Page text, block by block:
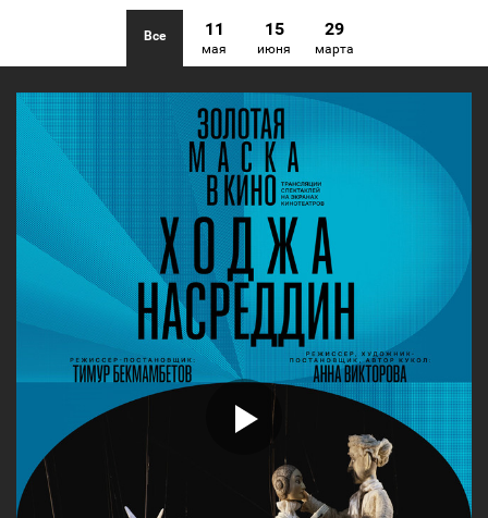
Все 11
мая
15
июня
29
марта